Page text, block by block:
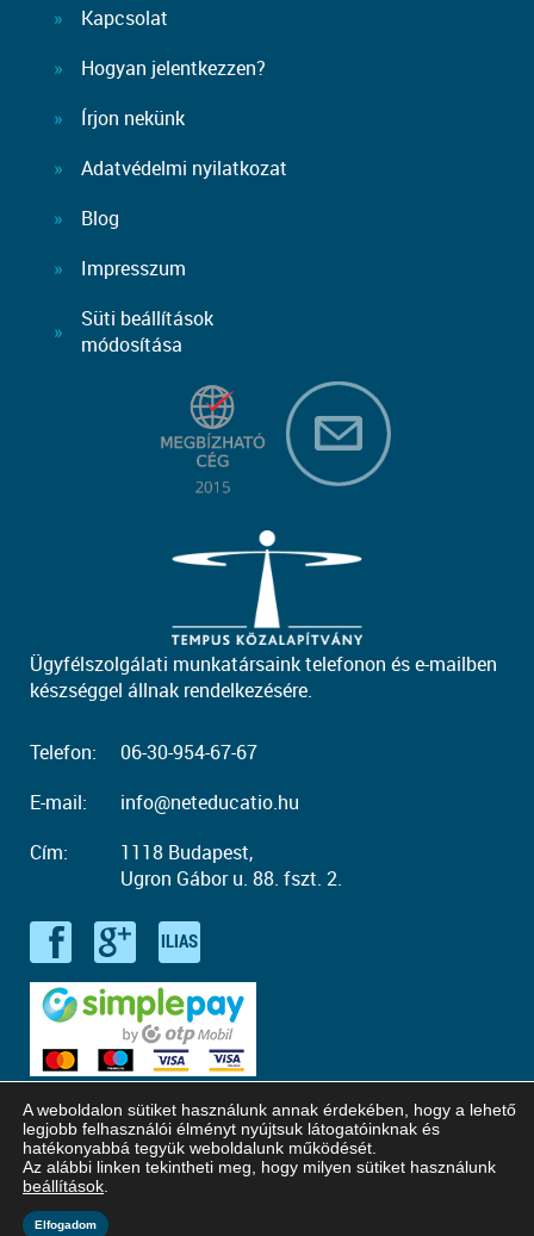
Kapcsolat
Hogyan jelentkezzen?
Írjon nekünk
Adatvédelmi nyilatkozat
Blog
Impresszum
Süti beállítások
módosítása
Ügyfélszolgálati munkatársaink telefonon és e-mailben
készséggel állnak rendelkezésére.
Telefon:
06-30-954-67-67
E-mail:
info@neteducatio.hu
Cím:
1118 Budapest,
Ugron Gábor u. 88. fszt. 2.
© Copyright 2016 - 2026. Neteducatio. Minden jog fenntartva!
A weboldalon sütiket használunk annak érdekében, hogy a lehető
legjobb felhasználói élményt nyújtsuk látogatóinknak és
hatékonyabbá tegyük weboldalunk működését.
Az alábbi linken tekintheti meg, hogy milyen sütiket használunk
beállítások
Elfogadom